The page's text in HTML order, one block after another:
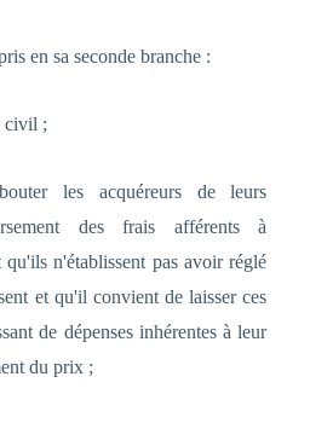
en sa seconde branche :
civil ;
les acquéreurs de leurs
des frais afférents à
n'établissent pas avoir réglé
et qu'il convient de laisser ces
de dépenses inhérentes à leur
du prix ;